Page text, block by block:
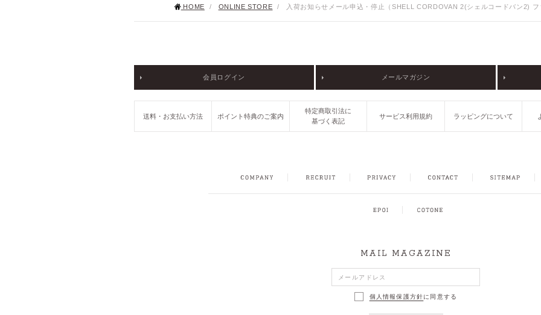
HOME / ONLINE STORE / 入荷お知らせメール申込・停止（SHELL CORDOVAN 2(シェルコードバン2) フ
会員ログイン メールマガジン
送料・お支払い方法 ポイント特典のご案内
特定商取引法に
基づく表記
サービス利用規約 ラッピングについて
PRIVACY POLICY CONTACT SITEMAP FACEBOOKINSTAGRAM
MAIL MAGAZINE
個人情報保護方針に同意する